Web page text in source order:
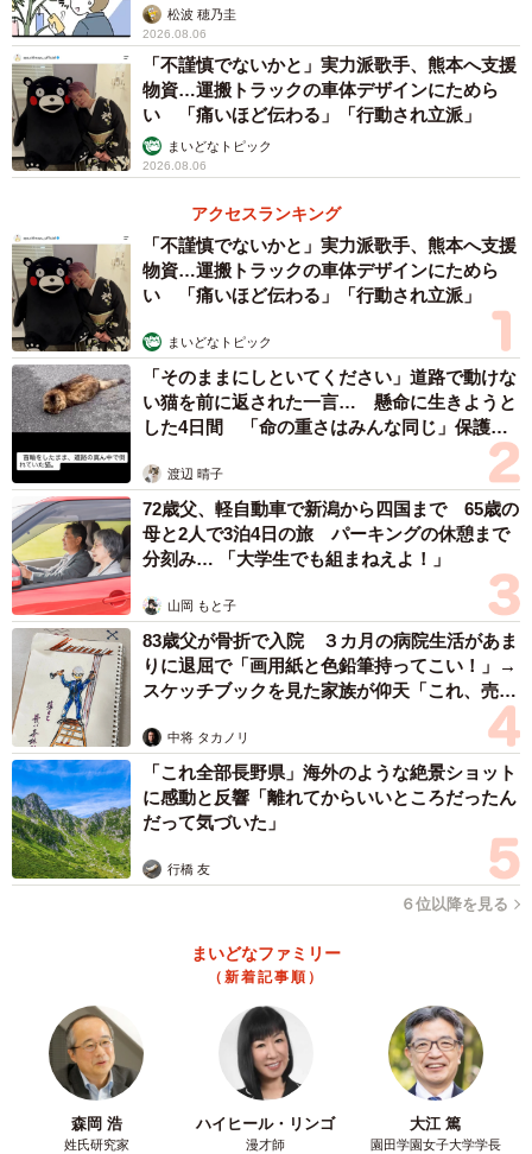
松波 穂乃圭
2026.08.06
「不謹慎でないかと」実力派歌手、熊本へ支援
物資…運搬トラックの車体デザインにためら
い 「痛いほど伝わる」「行動され立派」
まいどなトピック
2026.08.06
アクセスランキング
「不謹慎でないかと」実力派歌手、熊本へ支援
物資…運搬トラックの車体デザインにためら
い 「痛いほど伝わる」「行動され立派」
まいどなトピック
「そのままにしといてください」道路で動けな
い猫を前に返された一言… 懸命に生きようと
した4日間 「命の重さはみんな同じ」保護団
渡辺 晴子
72歳父、軽自動車で新潟から四国まで 65歳の
母と2人で3泊4日の旅 パーキングの休憩まで
分刻み… 「大学生でも組まねえよ！」
山岡 もと子
83歳父が骨折で入院 ３カ月の病院生活があま
りに退屈で「画用紙と色鉛筆持ってこい！」→
スケッチブックを見た家族が仰天「これ、売れ
中将 タカノリ
「これ全部長野県」海外のような絶景ショット
に感動と反響「離れてからいいところだったん
だって気づいた」
行橋 友
６位以降を見る
まいどなファミリー
（新着記事順）
森岡 浩
姓氏研究家
ハイヒール・リンゴ
漫才師
大江 篤
園田学園女子大学学長